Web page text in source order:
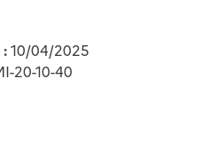
10/04/2025
20-10-40